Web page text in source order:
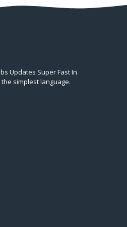
Updates Super Fast In
simplest language.